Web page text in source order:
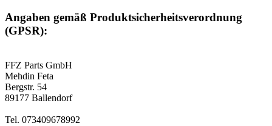
Angaben gemäß Produktsicherheitsverordnung
(GPSR):
FFZ Parts GmbH
Mehdin Feta
Bergstr. 54
89177 Ballendorf
Tel. 073409678992